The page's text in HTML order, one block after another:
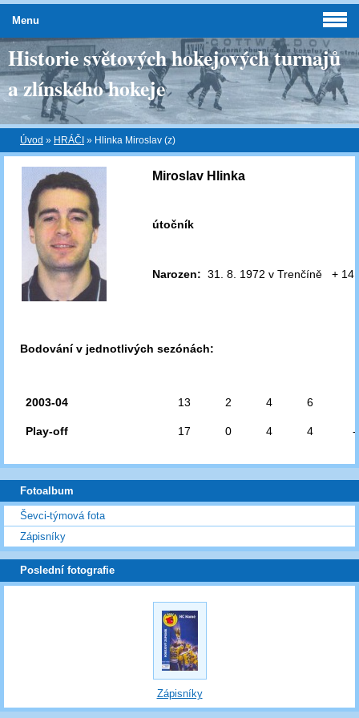
Historie světových hokejových turnajů
a zlínského hokeje
Úvod » HRÁČI » Hlinka Miroslav (z)
Miroslav Hlinka
útočník
Narozen: 31. 8. 1972 v Trenčíně +
Bodování v jednotlivých sezónách:
2003-04 13 2 4 6
Play-off 17 0 4 4 -
Menu
Fotoalbum
Ševci-týmová fota
Zápisníky
Poslední fotografie
Zápisníky